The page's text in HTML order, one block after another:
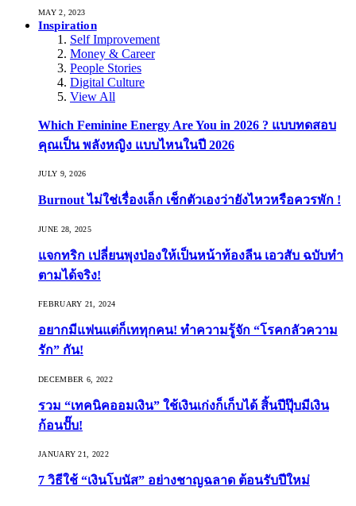
MAY 2, 2023
Inspiration
Self Improvement
Money & Career
People Stories
Digital Culture
View All
Which Feminine Energy Are You in 2026 ? แบบทดสอบ
คุณเป็น พลังหญิง แบบไหนในปี 2026
JULY 9, 2026
Burnout ไม่ใช่เรื่องเล็ก เช็กตัวเองว่ายังไหวหรือควรพัก !
JUNE 28, 2025
แจกทริก เปลี่ยนพุงป่องให้เป็นหน้าท้องลีน เอวสับ ฉบับทำ
ตามได้จริง!
FEBRUARY 21, 2024
อยากมีแฟนแต่ก็เททุกคน! ทำความรู้จัก “โรคกลัวความ
รัก” กัน!
DECEMBER 6, 2022
รวม “เทคนิคออมเงิน” ใช้เงินเก่งก็เก็บได้ สิ้นปีปุ๊บมีเงิน
ก้อนปั๊บ!
JANUARY 21, 2022
7 วิธีใช้ “เงินโบนัส” อย่างชาญฉลาด ต้อนรับปีใหม่